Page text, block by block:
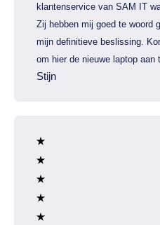
klantenservice van SAM IT
Zij hebben mij goed te woord
mijn definitieve beslissing.
om hier de nieuwe laptop aan
Stijn